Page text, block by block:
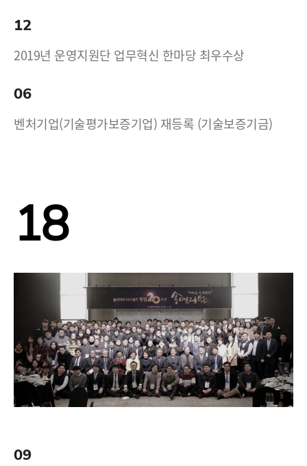
12
2019년 운영지원단 업무혁신 한마당 최우수상
06
벤처기업(기술평가보증기업) 재등록 (기술보증기금)
18
09